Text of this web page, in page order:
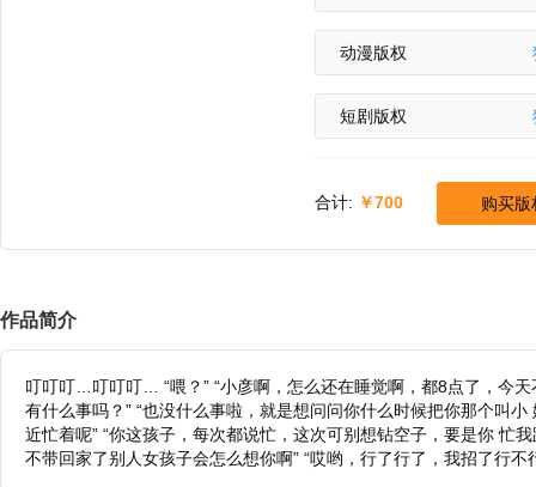
动漫版权
短剧版权
合计: 700 购买版
作品简介
叮叮叮…叮叮叮… “喂？” “小彦啊，怎么还在睡觉啊，都8点了，今
有什么事吗？” “也没什么事啦，就是想问问你什么时候把你那个叫
近忙着呢” “你这孩子，每次都说忙，这次可别想钻空子，要是你 忙
不带回家了别人女孩子会怎么想你啊” “哎哟，行了行了，我招了行不